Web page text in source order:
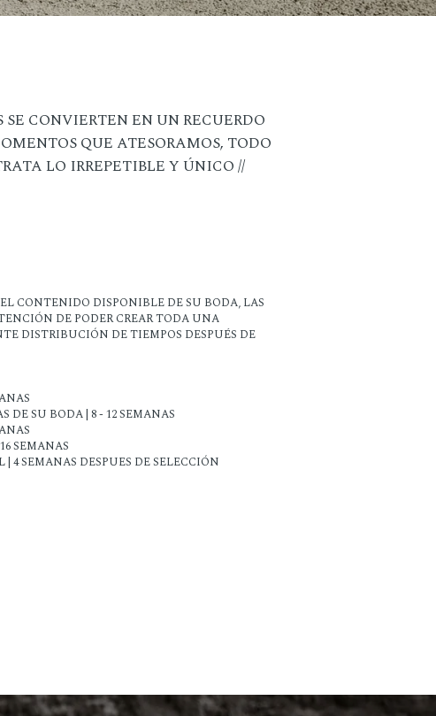
CONVIERTEN EN UN RECUERDO
QUE ATESORAMOS, TODO
LO IRREPETIBLE Y ÚNICO //
CONTENIDO DISPONIBLE DE SU BODA, LAS
DE PODER CREAR TODA UNA
DISTRIBUCIÓN DE TIEMPOS DESPUÉS DE
DE SU BODA | 8 - 12 SEMANAS
SEMANAS
4 SEMANAS DESPUES DE SELECCIÓN